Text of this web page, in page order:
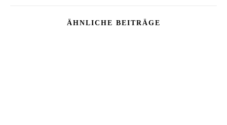
ÄHNLICHE BEITRÄGE